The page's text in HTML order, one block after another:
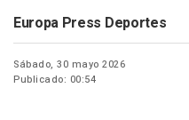
Europa Press Deportes
Sábado, 30 mayo 2026
Publicado: 00:54